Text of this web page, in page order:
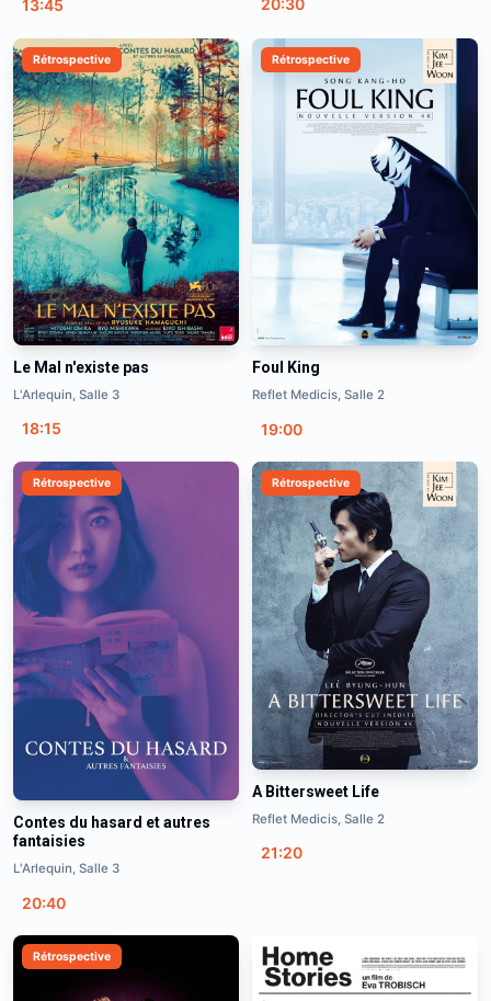
13:45 20:30
Rétrospective
Le Mal n'existe pas
L'Arlequin, Salle 3
18:15
Rétrospective
Foul King
Reflet Medicis, Salle 2
19:00
Rétrospective
Contes du hasard et autres
fantaisies
L'Arlequin, Salle 3
20:40
Rétrospective
A Bittersweet Life
Reflet Medicis, Salle 2
21:20
Rétrospective